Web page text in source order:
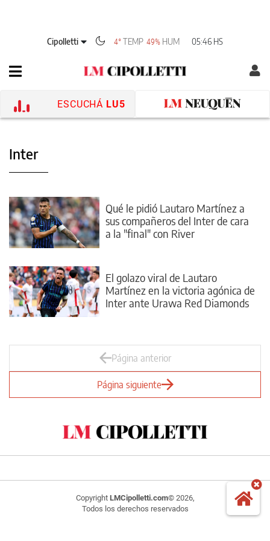
Cipolletti 4°TEMP 49% HUM 05:46 HS
ESCUCHÁ LU5
Inter
Qué le pidió Lautaro Martínez a
sus compañeros del Inter de cara
a la "final" con River
El golazo viral de Lautaro
Martínez en la victoria agónica de
Inter ante Urawa Red Diamonds
Página anterior
Página siguiente
Copyright LMCipolletti.com© 2026,
Todos los derechos reservados